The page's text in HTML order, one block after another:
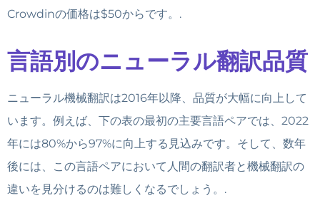
Crowdinの価格は$50からです。.
言語別のニューラル翻訳品質
ニューラル機械翻訳は2016年以降、品質が大幅に向上して
います。例えば、下の表の最初の主要言語ペアでは、2022
年には80%から97%に向上する見込みです。そして、数年
後には、この言語ペアにおいて人間の翻訳者と機械翻訳の
違いを見分けるのは難しくなるでしょう。.